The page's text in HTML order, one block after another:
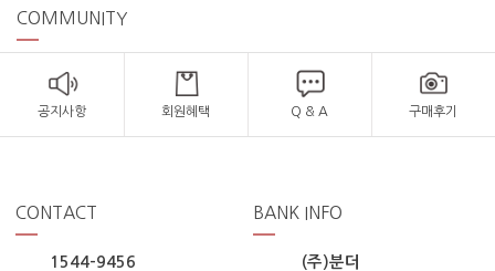
COMMUNITY
공지사항 회원혜택 Q & A 구매후기
CONTACT
1544-9456
BANK INFO
(주)분더